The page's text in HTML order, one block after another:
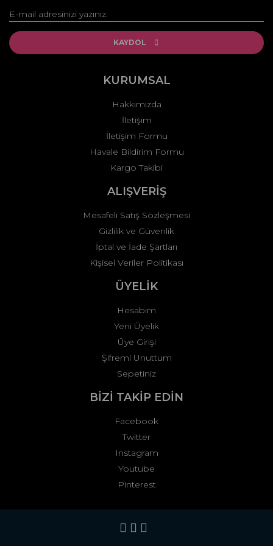
Ürün resmi kalitesiz, bozuk veya görüntülenemiyor.
Ürün açıklamasında eksik bilgiler bulunuyor.
Ürün fiyatı diğer sitelerden daha pahalı.
Gönder
KAYDOL
KURUMSAL
Hakkımızda
İletişim
İletişim Formu
Havale Bildirim Formu
Kargo Takibi
ALIŞVERİŞ
Mesafeli Satış Sözleşmesi
Gizlilik ve Güvenlik
İptal ve İade Şartları
Kişisel Veriler Politikası
ÜYELİK
Hesabım
Yeni Üyelik
Üye Girişi
Şifremi Unuttum
Sepetiniz
BİZİ TAKİP EDİN
Facebook
Twitter
Instagram
Youtube
Pinterest